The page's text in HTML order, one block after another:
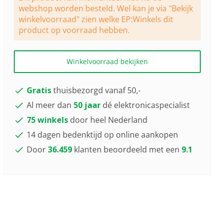
webshop worden besteld. Wel kan je via "Bekijk
winkelvoorraad" zien welke EP:Winkels dit
product op voorraad hebben.
Winkelvoorraad bekijken
Gratisthuisbezorgd vanaf 50,-
Al meer dan 50 jaardé elektronicaspecialist
75 winkelsdoor heel Nederland
14 dagen bedenktijd op online aankopen
Door36.459 klanten beoordeeld met een 9.1